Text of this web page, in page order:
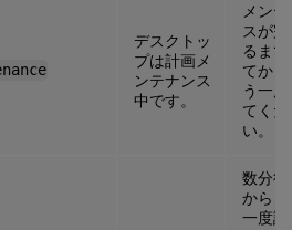
デスクトッ
プは計画メ
ンテナンス
中です。
メン
スが
るま
てか
う一
てくだ
い。
数分待
から、
一度試